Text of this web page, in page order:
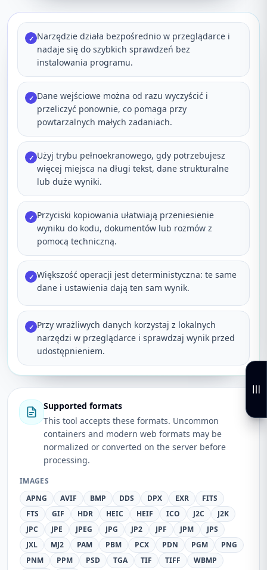
✓ Narzędzie działa bezpośrednio w przeglądarce i
nadaje się do szybkich sprawdzeń bez
instalowania programu.
✓ Dane wejściowe można od razu wyczyścić i
przeliczyć ponownie, co pomaga przy
powtarzalnych małych zadaniach.
✓ Użyj trybu pełnoekranowego, gdy potrzebujesz
więcej miejsca na długi tekst, dane strukturalne
lub duże wyniki.
✓ Przyciski kopiowania ułatwiają przeniesienie
wyniku do kodu, dokumentów lub rozmów z
pomocą techniczną.
✓ Większość operacji jest deterministyczna: te same
dane i ustawienia dają ten sam wynik.
✓ Przy wrażliwych danych korzystaj z lokalnych
narzędzi w przeglądarce i sprawdzaj wynik przed
udostępnieniem.
Supported formats
This tool accepts these formats. Uncommon
containers and modern web formats may be
normalized or converted on the server before
processing.
IMAGES
APNG
AVIF BMP DDS DPX EXR
FITS
FTS
GIF HDR HEIC HEIF ICO J2C
J2K
JPC
JPE JPEG JPG JP2 JPF JPM
JPS
JXL
MJ2 PAM PBM PCX PDN PGM
PNG
PNM
PPM PSD TGA TIF TIFF
WBMP